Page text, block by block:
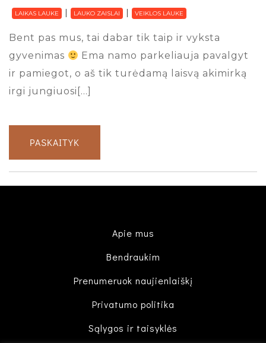
LAIKAS LAUKE LAUKO ZAISLAI VEIKLOS LAUKE
Bent pas mus, tai dabar tik taip ir vyksta
gyvenimas
Ema namo parkeliauja pavalgyt
ir pamiegot, o aš tik turėdamą laisvą akimirką
irgi jungiuosi[…]
PASKAITYK
Apie mus
Bendraukim
Prenumeruok naujienlaiškį
Privatumo politika
Sąlygos ir taisyklės